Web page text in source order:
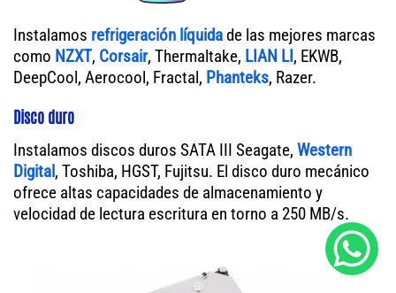
Instalamos refrigeración líquidade las mejores marcas
como NZXT, Corsair, Thermaltake, LIAN LI, EKWB,
DeepCool, Aerocool, Fractal, Phanteks, Razer.
Disco duro
Instalamos discos duros SATA III Seagate, Western
Digital, Toshiba, HGST, Fujitsu. El disco duro mecánico
ofrece altas capacidades de almacenamiento y
velocidad de lectura escritura en torno a 250 MB/s.